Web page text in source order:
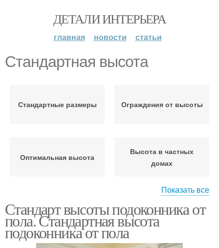
ДЕТАЛИ ИНТЕРЬЕРА
главная новости статьи
Стандартная высота
Стандартные размеры Ограждения от высоты
Оптимальная высота
Высота в частных
домах
Высота от окна
Показать все
Стандарт высоты подоконника от
пола. Стандартная высота
подоконника от пола